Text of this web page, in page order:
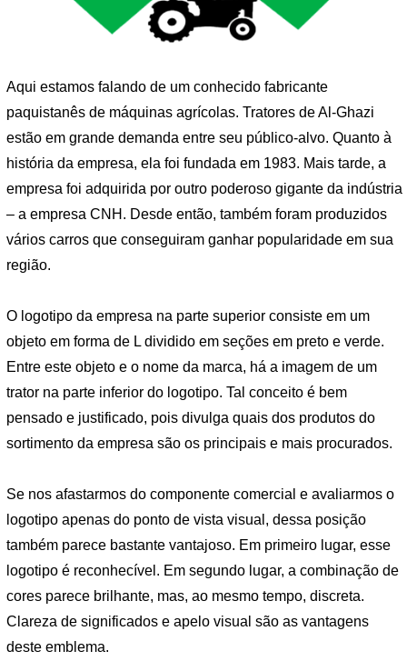
Aqui estamos falando de um conhecido fabricante
paquistanês de máquinas agrícolas. Tratores de Al-Ghazi
estão em grande demanda entre seu público-alvo. Quanto à
história da empresa, ela foi fundada em 1983. Mais tarde, a
empresa foi adquirida por outro poderoso gigante da indústria
– a empresa CNH. Desde então, também foram produzidos
vários carros que conseguiram ganhar popularidade em sua
região.
O logotipo da empresa na parte superior consiste em um
objeto em forma de L dividido em seções em preto e verde.
Entre este objeto e o nome da marca, há a imagem de um
trator na parte inferior do logotipo. Tal conceito é bem
pensado e justificado, pois divulga quais dos produtos do
sortimento da empresa são os principais e mais procurados.
Se nos afastarmos do componente comercial e avaliarmos o
logotipo apenas do ponto de vista visual, dessa posição
também parece bastante vantajoso. Em primeiro lugar, esse
logotipo é reconhecível. Em segundo lugar, a combinação de
cores parece brilhante, mas, ao mesmo tempo, discreta.
Clareza de significados e apelo visual são as vantagens
deste emblema.